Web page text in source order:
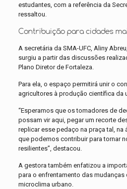
estudantes, com a referência da
ressaltou.
Contribuição para cidades
A secretária da SMA-UFC, Aliny
surgiu a partir das discussões
Plano Diretor de Fortaleza.
Para ela, o espaço permitirá unir o
agricultores à produção científica da
“Esperamos que os tomadores de
possam vir aqui, pegar um recorte
replicar esse pedaço na praça tal, na
que podemos contribuir para tornar
resilientes”, destacou.
A gestora também enfatizou a
para o enfrentamento das mudanças
microclima urbano.